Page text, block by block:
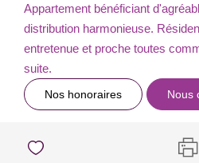
Appartement bénéficiant
distribution harmonieuse.
entretenue et proche toutes
suite.
Nos honoraires Nous